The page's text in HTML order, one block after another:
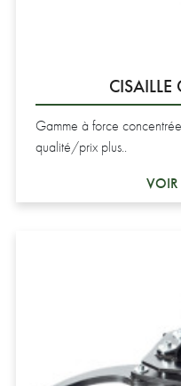
CISAILLE
Gamme à force
qualité/prix plus..
VOIR